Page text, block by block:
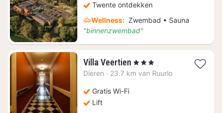
Twente ontdekken
Wellness: Zwembad • Sauna
"binnenzwembad"
Villa Veertien 1
nacht
, 3 Sterren
Dieren · 23.7 km van Ruurlo
Gratis Wi-Fi
Lift